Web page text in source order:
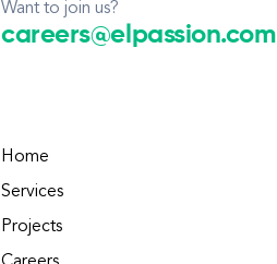
Want to join us?
careers@elpassion.com
Home
Services
Projects